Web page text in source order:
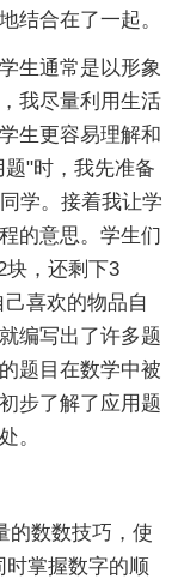
结合在了一起。
生通常是以形象
我尽量利用生活
生更容易理解和
"时，我先准备
学。接着我让学
的意思。学生们
块，还剩下3
喜欢的物品自
编写出了许多题
题目在数学中被
步了解了应用题
。
数数技巧，使
时掌握数字的顺